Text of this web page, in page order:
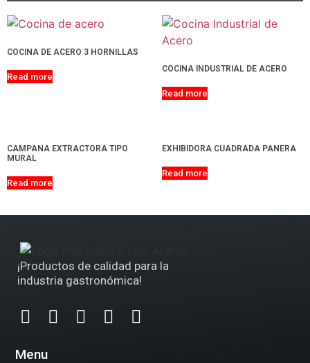
COCINA DE ACERO 3 HORNILLAS
Read more
COCINA INDUSTRIAL DE ACERO
Read more
CAMPANA EXTRACTORA TIPO
MURAL
Read more
EXHIBIDORA CUADRADA PANERA
Read more
¡Productos de calidad para la
industria gastronómica!
Menu